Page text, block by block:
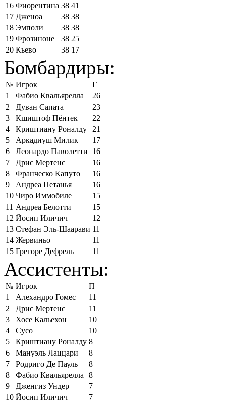
16 Фиорентина 38 41
17 Дженоа 38 38
18 Эмполи 38 38
19 Фрозиноне 38 25
20 Кьево 38 17
Бомбардиры:
№ Игрок
Г
1
Фабио Квальярелла
26
2
Дуван Сапата
23
3
Кшиштоф Пёнтек
22
4
Криштиану Роналду
21
5
Аркадиуш Милик
17
6
Леонардо Паволетти
16
7
Дрис Мертенс
16
8
Франческо Капуто
16
9
Андреа Петанья
16
10 Чиро Иммобиле
15
11 Андреа Белотти
15
12 Йосип Иличич
12
13 Стефан Эль-Шаарави 11
14 Жервиньо
11
15 Грегоре Дефрель 11
Ассистенты:
№ Игрок
П
1
Алехандро Гомес
11
2
Дрис Мертенс
11
3
Хосе Кальехон
10
4
Сусо
10
5
Криштиану Роналду 8
6
Мануэль Лаццари
8
7
Родриго Де Пауль
8
8
Фабио Квальярелла
8
9
Дженгиз Ундер
7
10 Йосип Иличич
7